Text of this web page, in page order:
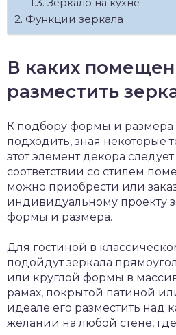
Зеркало на кухне
Функции зеркала
В каких
разместить
К подбору формы и размера
подходить, зная некоторые
этот элемент декора
соответствии со стилем
можно приобрести или
индивидуальному проекту
формы и размера.
Для гостиной в
подойдут зеркала
или круглой формы в
рамах, покрытой патиной
идеале его разместить над
желании на любой стене,